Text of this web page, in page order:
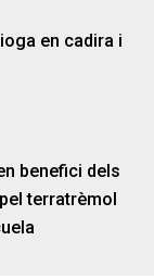
en cadira i
benefici dels
terratrèmol